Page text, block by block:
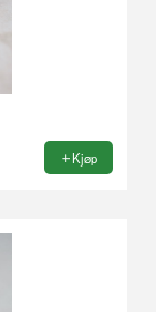
Kjøp